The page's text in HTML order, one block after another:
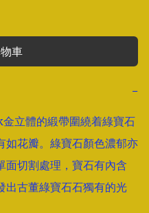
車
−
立體的緞帶圍繞着綠寶石
如花瓣。綠寶石顏色濃郁亦
面切割處理，寶石有內含
出古董綠寶石石獨有的光